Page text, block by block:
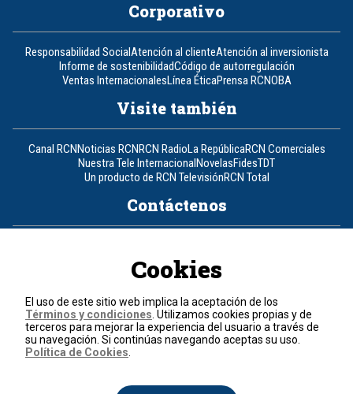
Corporativo
Responsabilidad SocialAtención al clienteAtención al inversionista
Informe de sostenibilidadCódigo de autorregulación
Ventas InternacionalesLínea ÉticaPrensa RCNOBA
Visite también
Canal RCNNoticias RCNRCN RadioLa RepúblicaRCN Comerciales
Nuestra Tele InternacionalNovelasFidesTDT
Un producto de RCN TelevisiónRCN Total
Contáctenos
Política de cookies
Términos y condiciones
© 2026, RCN Medios.
Todos los derechos reservados.
Cookies
El uso de este sitio web implica la aceptación de los
Términos y condiciones . Utilizamos cookies propias y de
terceros para mejorar la experiencia del usuario a través de
su navegación. Si continúas navegando aceptas su uso.
Política de Cookies